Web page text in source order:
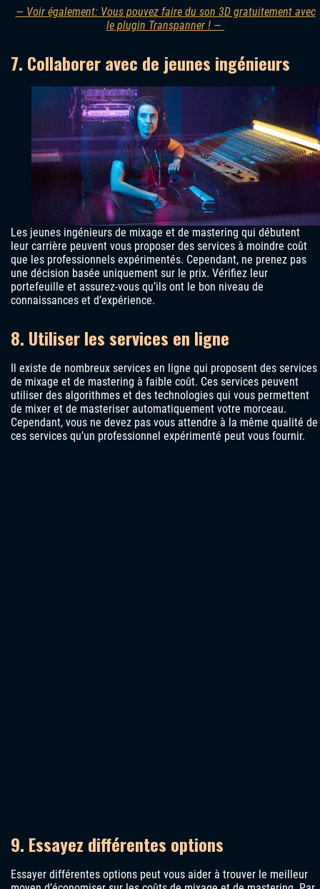
— Voir également: Vous pouvez faire du son 3D gratuitement avec
le plugin Transpanner ! —
7. Collaborer avec de jeunes ingénieurs
Les jeunes ingénieurs de mixage et de mastering qui débutent
leur carrière peuvent vous proposer des services à moindre coût
que les professionnels expérimentés. Cependant, ne prenez pas
une décision basée uniquement sur le prix. Vérifiez leur
portefeuille et assurez-vous qu’ils ont le bon niveau de
connaissances et d’expérience.
8. Utiliser les services en ligne
Il existe de nombreux services en ligne qui proposent des services
de mixage et de mastering à faible coût. Ces services peuvent
utiliser des algorithmes et des technologies qui vous permettent
de mixer et de masteriser automatiquement votre morceau.
Cependant, vous ne devez pas vous attendre à la même qualité de
ces services qu’un professionnel expérimenté peut vous fournir.
9. Essayez différentes options
Essayer différentes options peut vous aider à trouver le meilleur